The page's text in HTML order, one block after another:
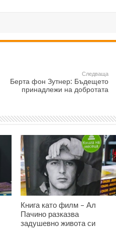
Следваща
Берта фон Зутнер: Бъдещето
принадлежи на добротата
Книга като филм – Ал
Пачино разказва
задушевно живота си